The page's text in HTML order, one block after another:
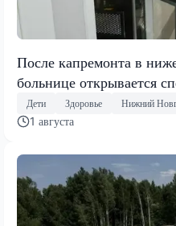
После капремонта в
больнице открывается
Дети Здоровье Нижний
1 августа